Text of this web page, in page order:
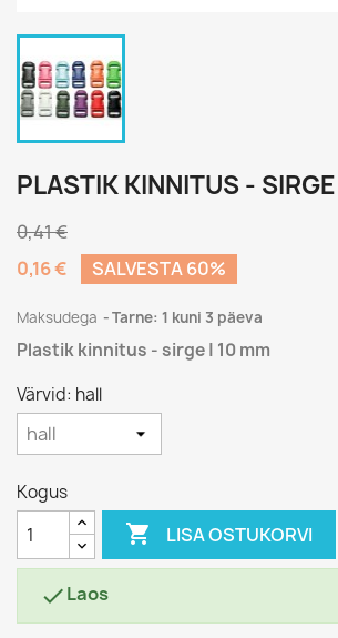
PLASTIK KINNITUS -
0,41 €
0,16 €
SALVESTA 60%
Maksudega Tarne: 1 kuni 3 päeva
Plastik kinnitus - sirge | 10 mm
Värvid: hall
Kogus
 LISA OSTUKORVI
Laos